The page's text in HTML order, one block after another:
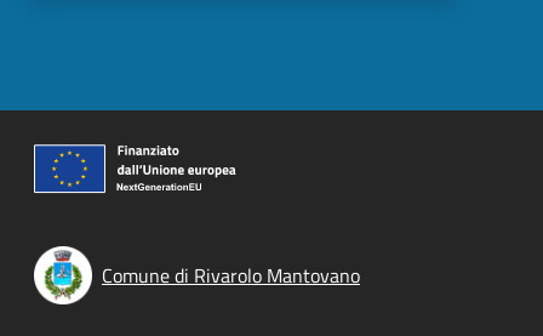
Comune di Rivarolo Mantovano